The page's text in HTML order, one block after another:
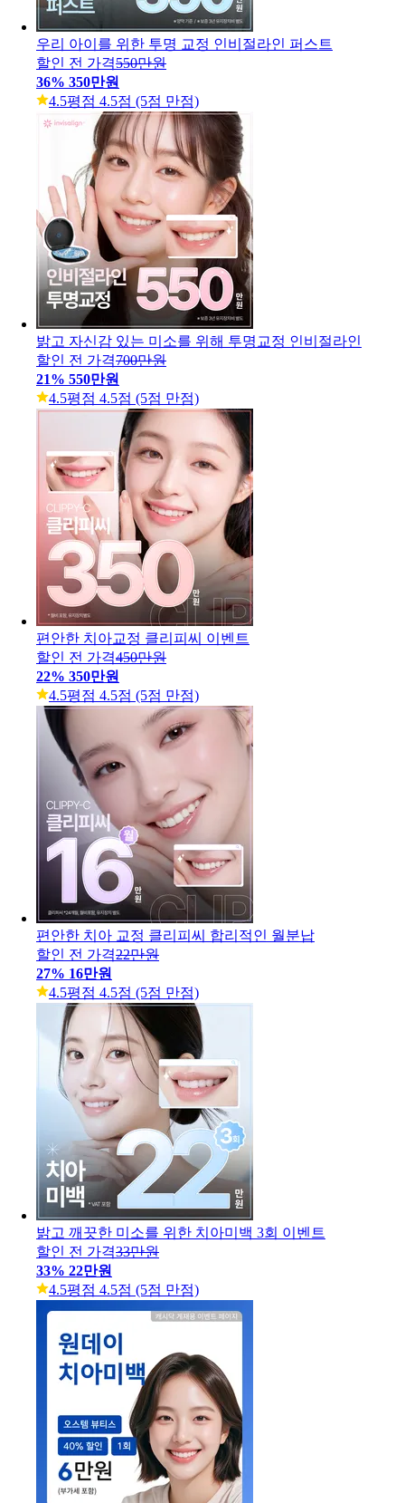
우리 아이를 위한 투명 교정 인비절라인 퍼스트
할인 전 가격550만원
36% 350만원
4.5평점 4.5점 (5점 만점)
밝고 자신감 있는 미소를 위해 투명교정 인비절라인
할인 전 가격700만원
21% 550만원
4.5평점 4.5점 (5점 만점)
편안한 치아교정 클리피씨 이벤트
할인 전 가격450만원
22% 350만원
4.5평점 4.5점 (5점 만점)
편안한 치아 교정 클리피씨 합리적인 월분납
할인 전 가격22만원
27% 16만원
4.5평점 4.5점 (5점 만점)
밝고 깨끗한 미소를 위한 치아미백 3회 이벤트
할인 전 가격33만원
33% 22만원
4.5평점 4.5점 (5점 만점)